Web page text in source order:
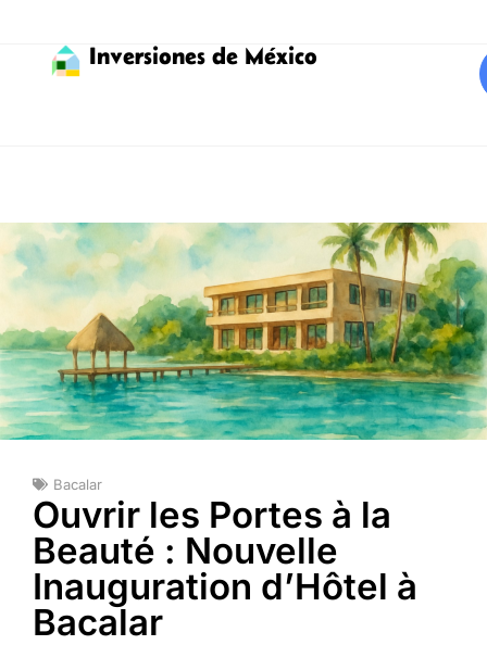
Inversiones de México
Bacalar
Ouvrir les Portes à la
Beauté : Nouvelle
Inauguration d’Hôtel à
Bacalar